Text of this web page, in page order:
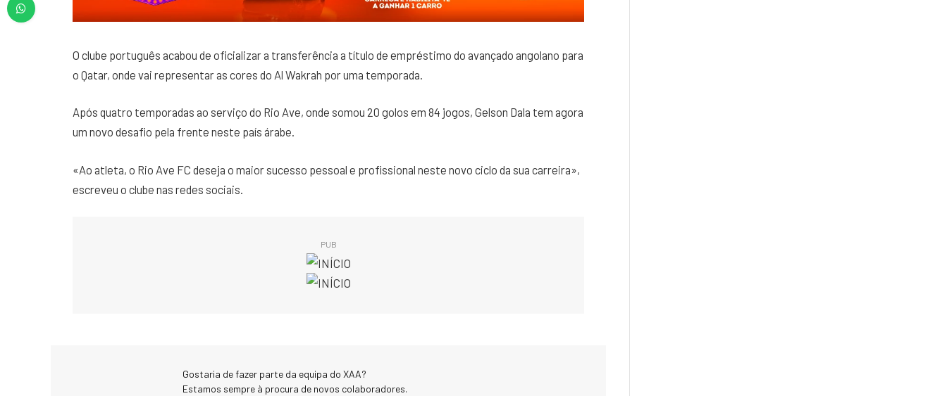
O clube português acabou de oficializar a transferência a título de empréstimo do avançado angolano para
o Qatar, onde vai representar as cores do Al Wakrah por uma temporada.
Após quatro temporadas ao serviço do Rio Ave, onde somou 20 golos em 84 jogos, Gelson Dala tem agora
um novo desafio pela frente neste país árabe.
«Ao atleta, o Rio Ave FC deseja o maior sucesso pessoal e profissional neste novo ciclo da sua carreira»,
escreveu o clube nas redes sociais.
PUB
Gostaria de fazer parte da equipa do XAA?
Estamos sempre à procura de novos colaboradores.